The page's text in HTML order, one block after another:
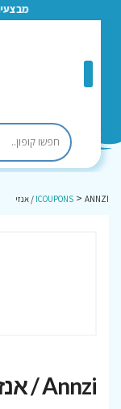
ICOUPONS > ANNZI / אנזי
Annzi / אנזי קופונים